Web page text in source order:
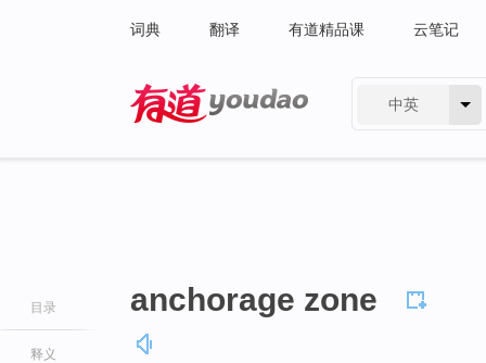
词典 翻译 有道精品课 云笔记
中英
目录
释义
anchorage zone